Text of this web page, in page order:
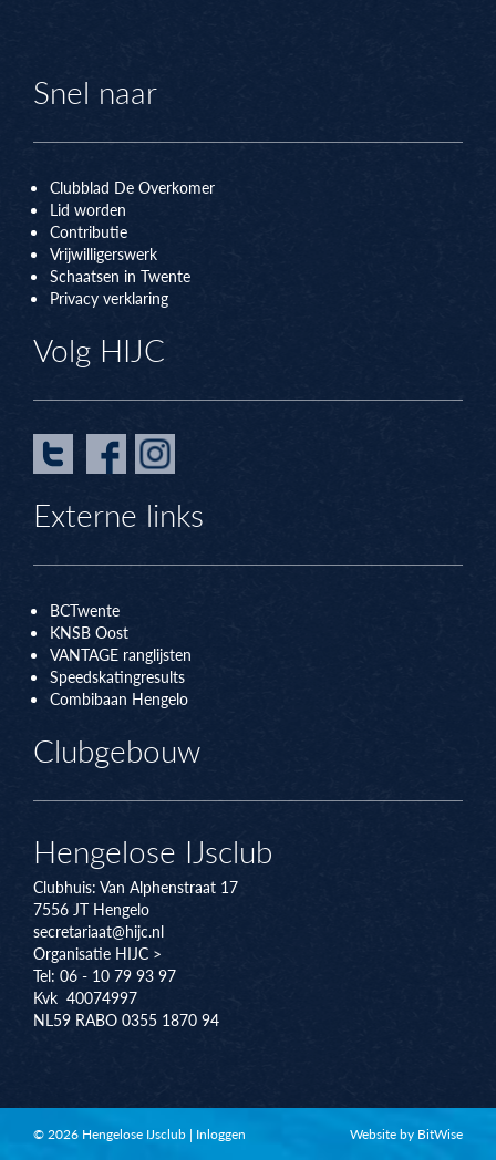
Snel naar
Clubblad De Overkomer
Lid worden
Contributie
Vrijwilligerswerk
Schaatsen in Twente
Privacy verklaring
Volg HIJC
Externe links
BCTwente
KNSB Oost
VANTAGE ranglijsten
Speedskatingresults
Combibaan Hengelo
Clubgebouw
Hengelose IJsclub
Clubhuis: Van Alphenstraat 17
7556 JT Hengelo
secretariaat@hijc.nl
Organisatie HIJC >
Tel: 06 - 10 79 93 97
Kvk 40074997
NL59 RABO 0355 1870 94
Website by BitWise
© 2026 Hengelose IJsclub | Inloggen